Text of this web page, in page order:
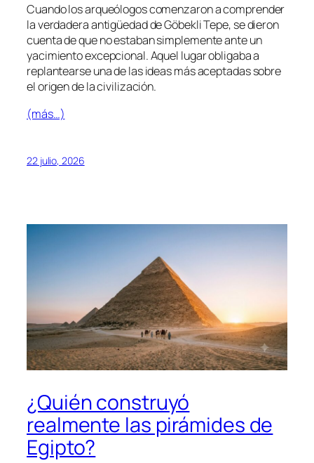
Cuando los arqueólogos comenzaron a comprender
la verdadera antigüedad de Göbekli Tepe, se dieron
cuenta de que no estaban simplemente ante un
yacimiento excepcional. Aquel lugar obligaba a
replantearse una de las ideas más aceptadas sobre
el origen de la civilización.
(más…)
22 julio, 2026
¿Quién construyó
realmente las pirámides de
Egipto?